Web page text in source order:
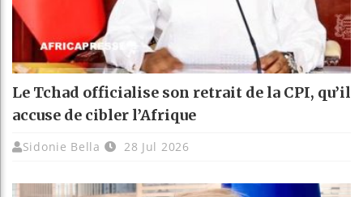
Le Tchad officialise son retrait de la CPI, qu’il
accuse de cibler l’Afrique
Sidonie Bella 28 Jul 2026